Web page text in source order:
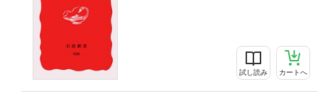
試し読み カートへ